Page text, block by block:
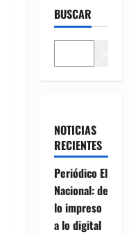
BUSCAR
NOTICIAS
RECIENTES
Periódico El
Nacional: de
lo impreso
a lo digital